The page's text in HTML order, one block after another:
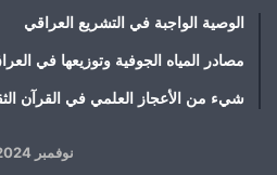
الوصية الواجبة في التشريع العراقي
مصادر المياه الجوفية وتوزيعها في
شيء من الأعجاز العلمي في القرآن
نوفمبر 2024